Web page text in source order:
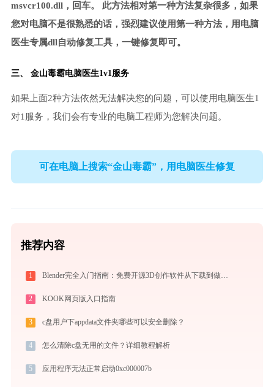
msvcr100.dll，回车。 此方法相对第一种方法复杂很多，如果
您对电脑不是很熟悉的话，强烈建议使用第一种方法，用电脑
医生专属dll自动修复工具，一键修复即可。
三、 金山毒霸电脑医生1v1服务
如果上面2种方法依然无法解决您的问题，可以使用电脑医生1
对1服务，我们会有专业的电脑工程师为您解决问题。
可在电脑上搜索“金山毒霸”，用电脑医生修复
推荐内容
1 Blender完全入门指南：免费开源3D创作软件从下载到做出第一个作品（2026最新）
2 KOOK网页版入口指南
3 c盘用户下appdata文件夹哪些可以安全删除？
4 怎么清除c盘无用的文件？详细教程解析
5 应用程序无法正常启动0xc000007b